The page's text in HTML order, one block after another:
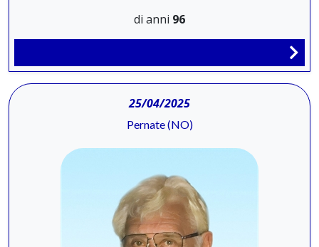
di anni 96
25/04/2025
Pernate (NO)